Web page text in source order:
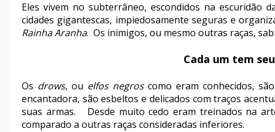
Eles vivem no subterrâneo, escondidos na escuridão
cidades gigantescas, impiedosamente seguras e
Rainha Aranha. Os inimigos, ou mesmo outras raças,
Cada um tem
Os drows, ou elfos negroscomo eram conhecidos,
encantadora, são esbeltos e delicados com traços
suas armas. Desde muito cedo eram treinados na
comparado a outras raças consideradas inferiores.